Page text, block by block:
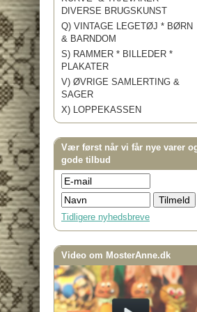
DIVERSE BRUGSKUNST
Q) VINTAGE LEGETØJ * BØRN
& BARNDOM
S) RAMMER * BILLEDER *
PLAKATER
V) ØVRIGE SAMLERTING &
SAGER
X) LOPPEKASSEN
Vær først når vi får nye varer
gode tilbud
Tidligere nyhedsbreve
Video om MosterAnne.dk